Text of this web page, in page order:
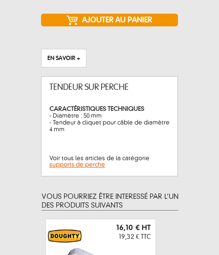
EN SAVOIR +
TENDEUR SUR PERCHE
CARACTÉRISTIQUES TECHNIQUES
- Diamètre : 50 mm
- Tendeur à cliquet pour câble de diamètre
4 mm
Voir tous les articles de la catégorie
supports de perche
VOUS POURRIEZ ÊTRE INTERESSÉ PAR L’UN
DES PRODUITS SUIVANTS
16,10 € HT
19,32 € TTC